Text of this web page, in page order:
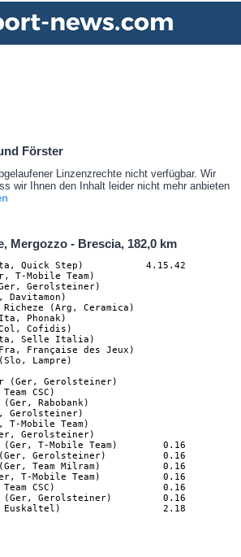
Förster
Linzenzrechte nicht verfügbar. Wir
wir Ihnen den Inhalt leider nicht mehr anbieten
Mergozzo - Brescia, 182,0 km
Quick Step)           4.15.42
T-Mobile Team)
Gerolsteiner)
Davitamon)
(Arg, Ceramica)
Phonak)
Cofidis)
Selle Italia)
Française des Jeux)
Lampre)
(Ger, Gerolsteiner)
CSC)
Rabobank)
Gerolsteiner)
Mobile Team)
Gerolsteiner)
(Ger, T-Mobile Team)        0.16
(Ger, Gerolsteiner)          0.16
(Ger, Team Milram)           0.16
T-Mobile Team)           0.16
Team CSC)                   0.16
(Ger, Gerolsteiner)         0.16